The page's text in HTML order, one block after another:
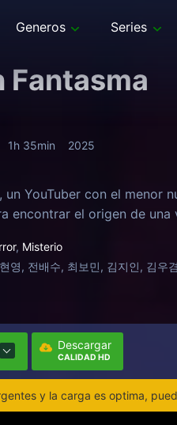
Generos Series
Fantasma
1h 35min 2025
un YouTuber con el menor
encontrar el origen de
, Misterio
영, 전배수, 최보민, 김지인, 김우
Descargar
CALIDAD HD
y la carga es optima,